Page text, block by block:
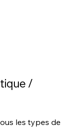
/
les types de